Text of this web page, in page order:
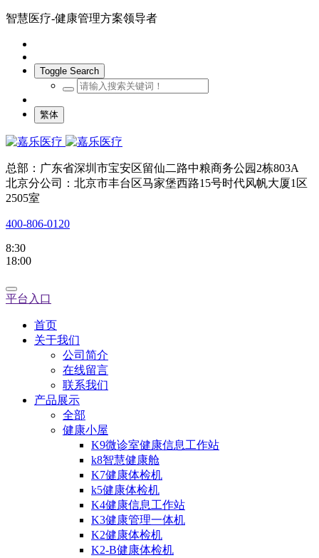
智慧医疗-健康管理方案领导者
Toggle Search
繁体
总部：广东省深圳市宝安区留仙二路中粮商务公园2栋803A
北京分公司：北京市丰台区马家堡西路15号时代风帆大厦1区
2505室
400-806-0120
8:30
18:00
平台入口
首页
关于我们
公司简介
在线留言
联系我们
产品展示
全部
健康小屋
K9微诊室健康信息工作站
k8智慧健康舱
K7健康体检机
k5健康体检机
K4健康信息工作站
K3健康管理一体机
K2健康体检机
K2-B健康体检机